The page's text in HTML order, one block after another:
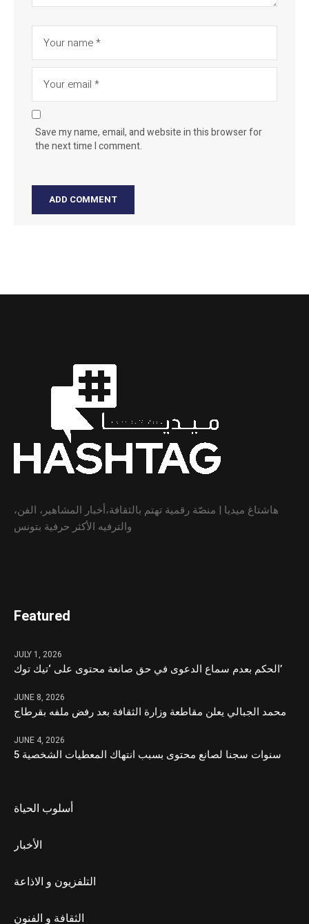
Save my name, email, and website in this browser for
the next time I comment.
هاشتاغ ميديا | منصّة رقمية تهتم بالثقافة،أخبار المشاهير، الفن،
والترفيه الأكثر حرفية بتونس
Featured
JULY 1, 2026
الحكم بعدم سماع الدعوى في حق صانعة محتوى على ‘تيك توك’
JUNE 8, 2026
محمد الجبالي يعلن مقاطعة وزارة الثقافة بعد رفض ملفه بقرطاج
JUNE 4, 2026
5 سنوات سجنا لصانع محتوى بسبب انتهاك المعطيات الشخصية
أسلوب الحياة
الأخبار
التلفزيون و الاذاعة
الثقافة و الفنون